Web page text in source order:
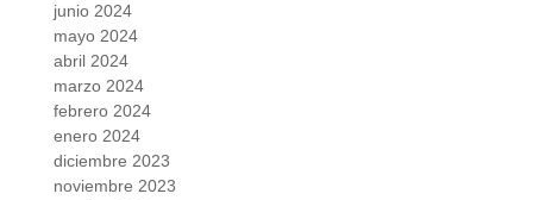
junio 2024
mayo 2024
abril 2024
marzo 2024
febrero 2024
enero 2024
diciembre 2023
noviembre 2023